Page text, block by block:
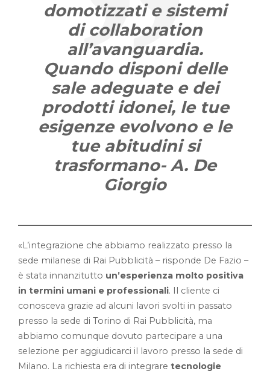
domotizzati e sistemi
di collaboration
all’avanguardia.
Quando disponi delle
sale adeguate e dei
prodotti idonei, le tue
esigenze evolvono e le
tue abitudini si
trasformano- A. De
Giorgio
«L’integrazione che abbiamo realizzato presso la
sede milanese di Rai Pubblicità – risponde De Fazio –
è stata innanzitutto un’esperienza molto positiva
in termini umani e professionali. Il cliente ci
conosceva grazie ad alcuni lavori svolti in passato
presso la sede di Torino di Rai Pubblicità, ma
abbiamo comunque dovuto partecipare a una
selezione per aggiudicarci il lavoro presso la sede di
Milano. La richiesta era di integrare tecnologie